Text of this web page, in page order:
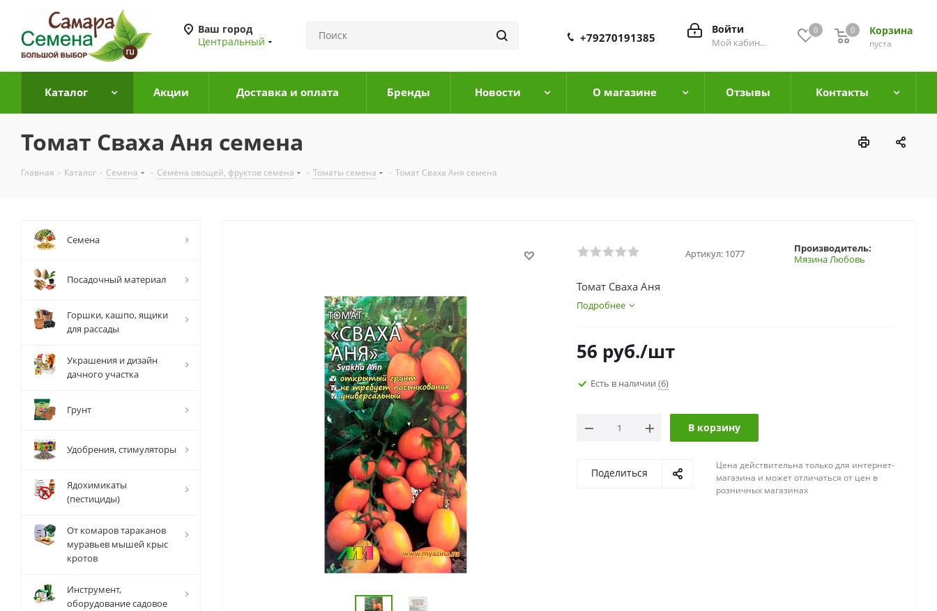
Ваш город
Центральный
0 Корзина
0
пуста
0
Войти
Мой кабинет
+79270191385
Каталог Акции Доставка и оплата Бренды Новости О магазине Отзывы Контакты
Томат Сваха Аня семена
Главная - Каталог - Семена - Семена овощей, фруктов семена - Томаты семена - Томат Сваха Аня семена
Артикул: 1077
Производитель:
Мязина Любовь
Томат Сваха Аня
Подробнее
56 руб./шт
Есть в наличии (6)
В корзину
Поделиться
Цена действительна только для интернет-
магазина и может отличаться от цен в
розничных магазинах
Семена
Посадочный материал
Горшки, кашпо, ящики
для рассады
Украшения и дизайн
дачного участка
Грунт
Удобрения, стимуляторы
Ядохимикаты
(пестициды)
От комаров тараканов
муравьев мышей крыс
кротов
Инструмент,
оборудование садовое